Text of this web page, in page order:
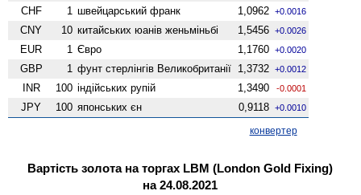
CHF 1 швейцарський франк 1,0962 +0.0016
CNY 10 китайських юанів женьмiньбi 1,5456 +0.0026
EUR 1 Євро 1,1760 +0.0020
GBP 1 фунт стерлінгів Велико­британії 1,3732 +0.0012
INR 100 індійських рупій 1,3490 -0.0001
JPY 100 японських єн 0,9118 +0.0010
конвертер
Вартість золота на торгах LBM (London Gold Fixing)
на 24.08.2021